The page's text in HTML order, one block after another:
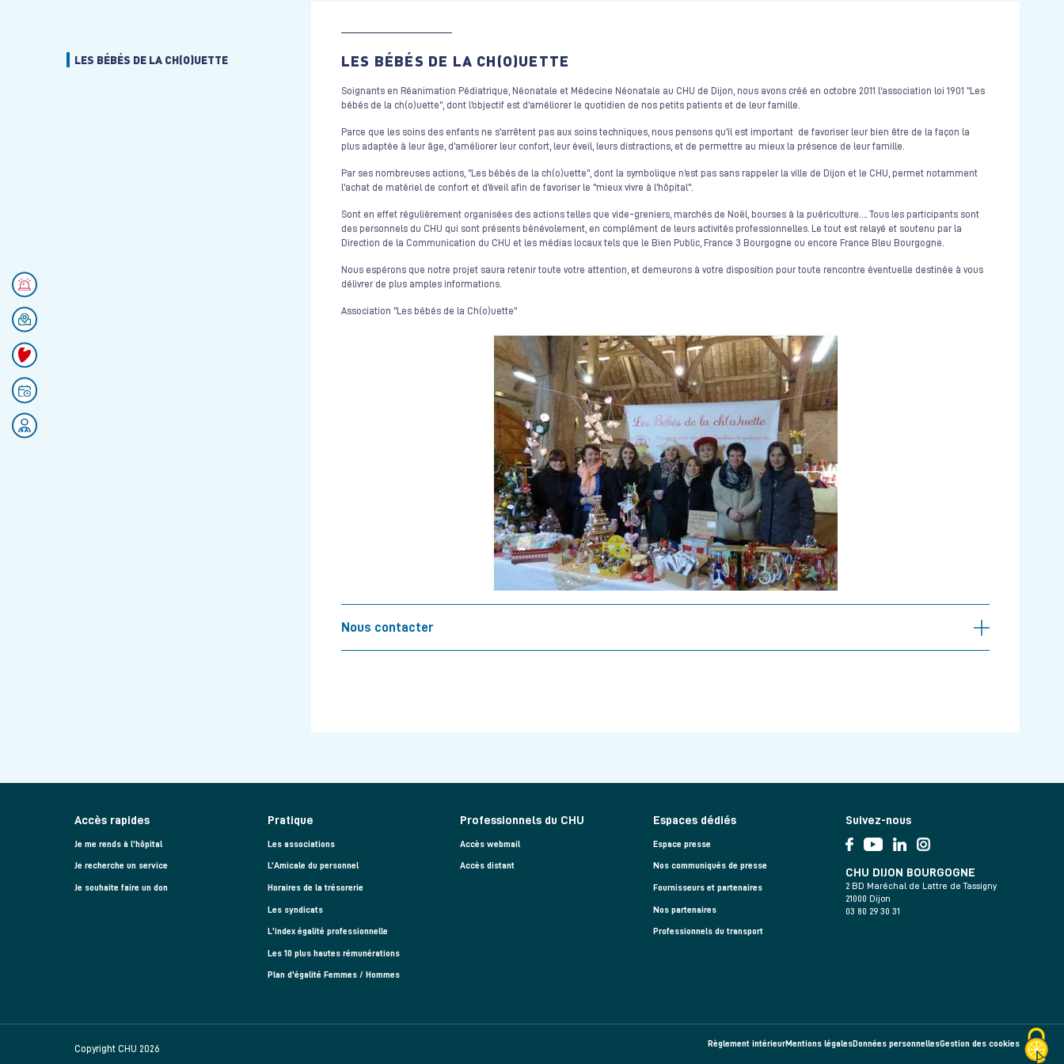
LES BÉBÉS DE LA CH(O)UETTE LES BÉBÉS DE LA CH(O)UETTE
Soignants en Réanimation Pédiatrique, Néonatale et Médecine Néonatale au CHU de Dijon, nous avons créé en octobre 2011 l’association loi 1901 "Les
bébés de la ch(o)uette", dont l’objectif est d’améliorer le quotidien de nos petits patients et de leur famille.
Parce que les soins des enfants ne s’arrêtent pas aux soins techniques, nous pensons qu’il est important de favoriser leur bien être de la façon la
plus adaptée à leur âge, d'améliorer leur confort, leur éveil, leurs distractions, et de permettre au mieux la présence de leur famille.
Par ses nombreuses actions, "Les bébés de la ch(o)uette", dont la symbolique n’est pas sans rappeler la ville de Dijon et le CHU, permet notamment
l’achat de matériel de confort et d’éveil afin de favoriser le "mieux vivre à l’hôpital".
Sont en effet régulièrement organisées des actions telles que vide-greniers, marchés de Noël, bourses à la puériculture…. Tous les participants sont
des personnels du CHU qui sont présents bénévolement, en complément de leurs activités professionnelles. Le tout est relayé et soutenu par la
Direction de la Communication du CHU et les médias locaux tels que le Bien Public, France 3 Bourgogne ou encore France Bleu Bourgogne.
Nous espérons que notre projet saura retenir toute votre attention, et demeurons à votre disposition pour toute rencontre éventuelle destinée à vous
délivrer de plus amples informations.
Association "Les bébés de la Ch(o)uette"
Nous contacter
Accès rapides
Je me rends à l'hôpital
Je recherche un service
Je souhaite faire un don
Pratique
Les associations
L’Amicale du personnel
Horaires de la trésorerie
Les syndicats
L'index égalité professionnelle
Les 10 plus hautes rémunérations
Plan d'égalité Femmes / Hommes
Professionnels du CHU
Accès webmail
Accès distant
Espaces dédiés
Espace presse
Nos communiqués de presse
Fournisseurs et partenaires
Nos partenaires
Professionnels du transport
Suivez-nous
CHU DIJON BOURGOGNE
2 BD Maréchal de Lattre de Tassigny
21000 Dijon
03 80 29 30 31
Copyright CHU 2026
Règlement intérieurMentions légalesDonnées personnellesGestion des cookies